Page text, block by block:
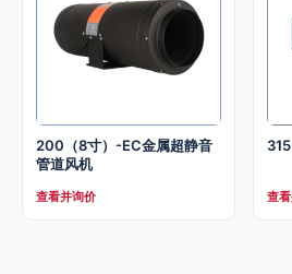
200（8寸）-EC金属超静音
管道风机
查看并询价 查